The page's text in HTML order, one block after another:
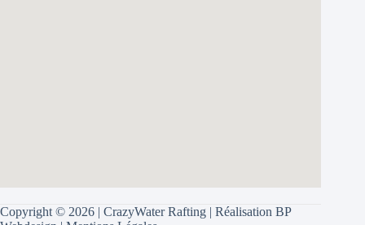
Copyright © 2026 | CrazyWater Rafting | Réalisation BP